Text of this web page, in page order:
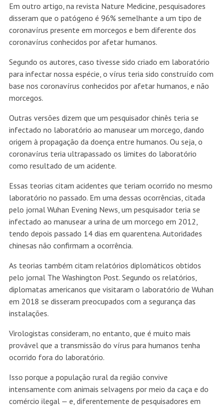
Em outro artigo, na revista Nature Medicine, pesquisadores
disseram que o patógeno é 96% semelhante a um tipo de
coronavírus presente em morcegos e bem diferente dos
coronavírus conhecidos por afetar humanos.
Segundo os autores, caso tivesse sido criado em laboratório
para infectar nossa espécie, o vírus teria sido construído com
base nos coronavírus conhecidos por afetar humanos, e não
morcegos.
Outras versões dizem que um pesquisador chinês teria se
infectado no laboratório ao manusear um morcego, dando
origem à propagação da doença entre humanos. Ou seja, o
coronavírus teria ultrapassado os limites do laboratório
como resultado de um acidente.
Essas teorias citam acidentes que teriam ocorrido no mesmo
laboratório no passado. Em uma dessas ocorrências, citada
pelo jornal Wuhan Evening News, um pesquisador teria se
infectado ao manusear a urina de um morcego em 2012,
tendo depois passado 14 dias em quarentena. Autoridades
chinesas não confirmam a ocorrência.
As teorias também citam relatórios diplomáticos obtidos
pelo jornal The Washington Post. Segundo os relatórios,
diplomatas americanos que visitaram o laboratório de Wuhan
em 2018 se disseram preocupados com a segurança das
instalações.
Virologistas consideram, no entanto, que é muito mais
provável que a transmissão do vírus para humanos tenha
ocorrido fora do laboratório.
Isso porque a população rural da região convive
intensamente com animais selvagens por meio da caça e do
comércio ilegal — e, diferentemente de pesquisadores em